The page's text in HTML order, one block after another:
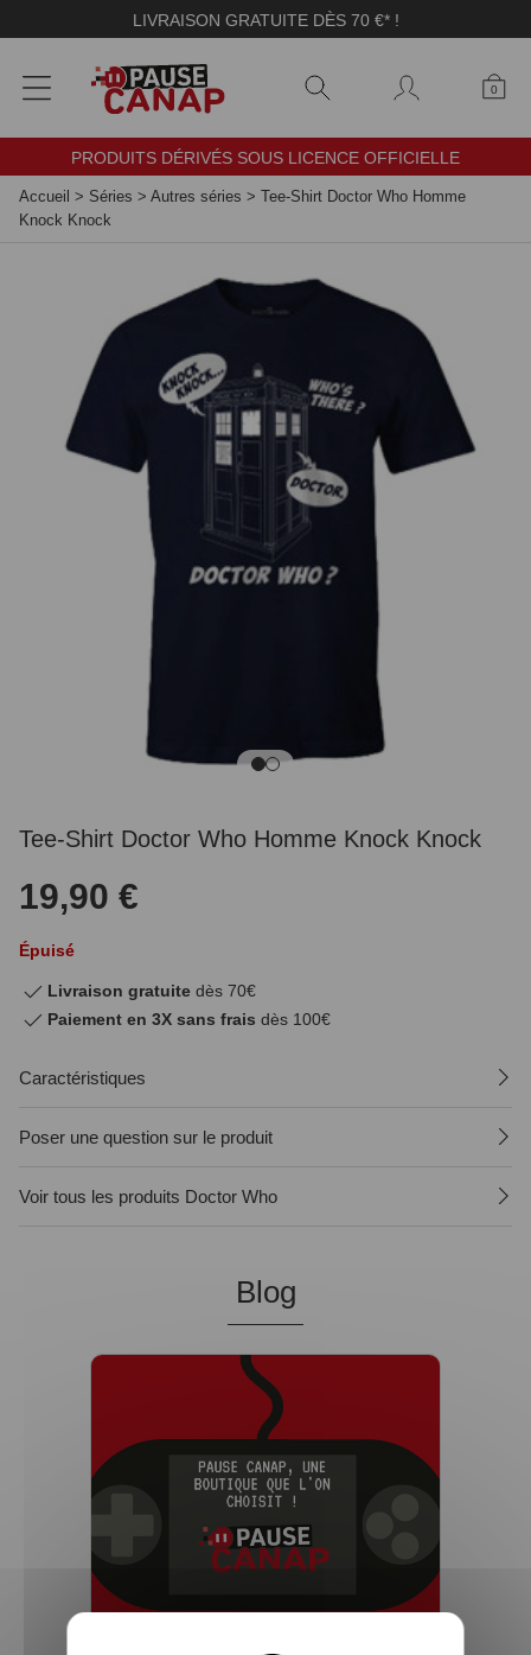
LIVRAISON GRATUITE DÈS 70 €* !
0
PRODUITS DÉRIVÉS SOUS LICENCE OFFICIELLE
Accueil > Séries > Autres séries > Tee-Shirt Doctor Who Homme
Knock Knock
Tee-Shirt Doctor Who Homme Knock Knock
19,90 €
Épuisé
Livraison gratuite dès 70€
Paiement en 3X sans frais dès 100€
Caractéristiques
Poser une question sur le produit
Voir tous les produits Doctor Who
Blog
Panneau de gestion des cookies